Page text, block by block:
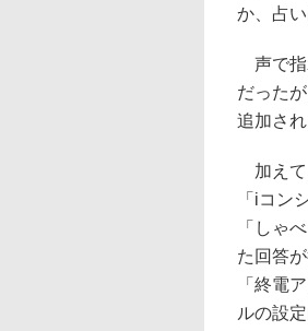
か、占
声で指
だった
追加され
加えて
「iコン
「しゃ
た回答
「終電
ルの設